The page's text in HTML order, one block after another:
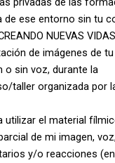
de ese entorno sin tu
NUEVAS
de imágenes de
sin voz, durante la
taller organizada por
utilizar el material
de mi imagen,
y/o reacciones